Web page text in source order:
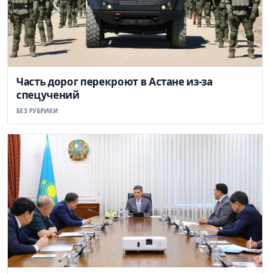
Часть дорог перекроют в Астане из-за
спецучений
БЕЗ РУБРИКИ